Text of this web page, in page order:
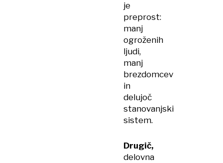
je
preprost:
manj
ogroženih
ljudi,
manj
brezdomcev
in
delujoč
stanovanjski
sistem.
Drugič,
delovna